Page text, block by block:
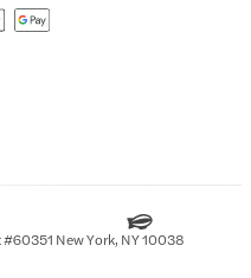
New York, NY 10038